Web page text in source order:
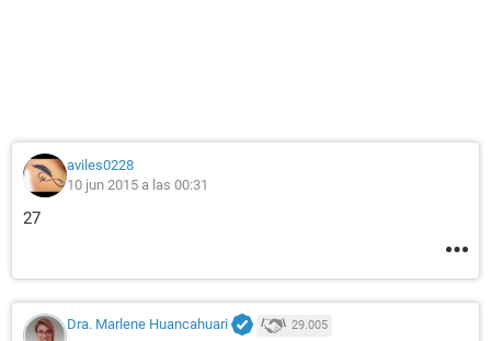
aviles0228
10 jun 2015 a las 00:31
27
Dra. Marlene Huancahuari 29.005